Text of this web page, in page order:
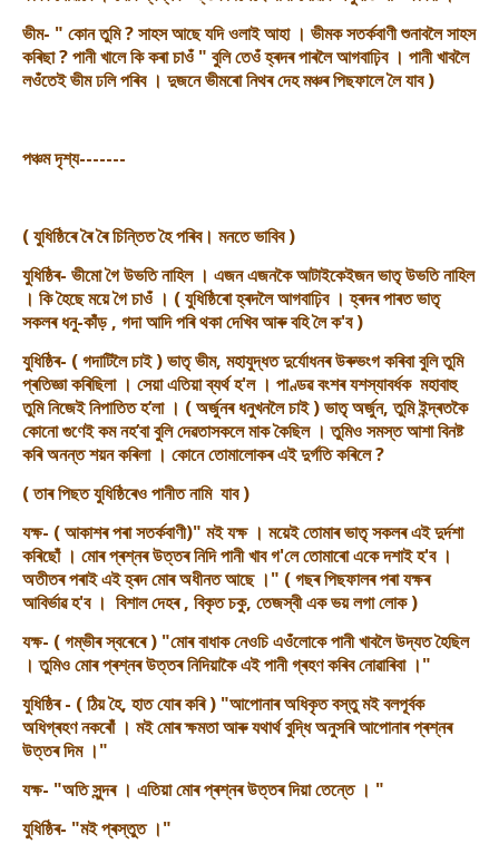
ভীম- " কোন তুমি ? সাহস আছে যদি ওলাই আহা । ভীমক সতৰ্কবাণী শুনাবলৈ সাহস
কৰিছা ? পানী খালে কি কৰা চাওঁ " বুলি তেওঁ হ্ৰদৰ পাৰলৈ আগবাঢ়িব । পানী খাবলৈ
ল‌ওঁতেই ভীম ঢলি পৰিব । দুজনে ভীমৰো নিথৰ দেহ মঞ্চৰ পিছফালে লৈ যাব )
পঞ্চম দৃশ্য-------
( যুধিষ্ঠিৰে ৰৈ ৰৈ চিন্তিত হৈ পৰিব। মনতে ভাবিব )
যুধিষ্ঠিৰ- ভীমো গৈ উভতি নাহিল । এজন এজনকৈ আটাইকেইজন ভাতৃ উভতি নাহিল
। কি হৈছে ময়ে গৈ চাওঁ । ( যুধিষ্ঠিৰো হ্ৰদলৈ আগবাঢ়িব । হ্ৰদৰ পাৰত ভাতৃ
সকলৰ ধনু-কাঁড় , গদা আদি পৰি থকা দেখিব আৰু বহি লৈ ক'ব )
যুধিষ্ঠিৰ- ( গদাটিলৈ চাই ) ভাতৃ ভীম, মহাযুদ্ধত দুৰ্যোধনৰ উৰুভংগ কৰিবা বুলি তুমি
প্ৰতিজ্ঞা কৰিছিলা । সেয়া এতিয়া ব্যৰ্থ হ'ল । পাণ্ডৱ বংশৰ যশস্যাবৰ্ধক মহাবাহু
তুমি নিজেই নিপাতিত হ’লা । ( অৰ্জুনৰ ধনুখনলৈ চাই ) ভাতৃ অৰ্জুন, তুমি ইন্দ্ৰতকৈ
কোনো গুণেই কম নহ’বা বুলি দেৱতাসকলে মাক কৈছিল । তুমিও সমস্ত আশা বিনষ্ট
কৰি অনন্ত শয়ন কৰিলা । কোনে তোমালোকৰ এই দুৰ্গতি কৰিলে ?
( তাৰ পিছত যুধিষ্ঠিৰেও পানীত নামি যাব )
যক্ষ- ( আকাশৰ পৰা সতৰ্কবাণী)" ম‌ই যক্ষ । ময়েই তোমাৰ ভাতৃ সকলৰ এই দুৰ্দশা
কৰিছোঁ । মোৰ প্ৰশ্নৰ উত্তৰ নিদি পানী খাব গ'লে তোমাৰো একে দশাই হ'ব ।
অতীতৰ পৰাই এই হ্ৰদ মোৰ অধীনত আছে ।" ( গছৰ পিছফালৰ পৰা যক্ষৰ
আবিৰ্ভাৱ হ'ব । বিশাল দেহৰ , বিকৃত চকু, তেজস্বী এক ভয় লগা লোক )
যক্ষ- ( গম্ভীৰ স্বৰেৰে ) "মোৰ বাধাক নেওচি এওঁলোকে পানী খাবলৈ উদ্যত হৈছিল
। তুমিও মোৰ প্ৰশ্নৰ উত্তৰ নিদিয়াকৈ এই পানী গ্ৰহণ কৰিব নোৱাৰিবা ।"
যুধিষ্ঠিৰ - ( ঠিয় হৈ, হাত যোৰ কৰি ) "আপোনাৰ অধিকৃত বস্তু ম‌ই বলপূৰ্বক
অধিগ্ৰহণ নকৰোঁ । মই মোৰ ক্ষমতা আৰু যথাৰ্থ বুদ্ধি অনুসৰি আপোনাৰ প্ৰশ্নৰ
উত্তৰ দিম ।"
যক্ষ- "অতি সুন্দৰ । এতিয়া মোৰ প্ৰশ্নৰ উত্তৰ দিয়া তেন্তে । "
যুধিষ্ঠিৰ- "ম‌ই প্ৰস্তুত ।"